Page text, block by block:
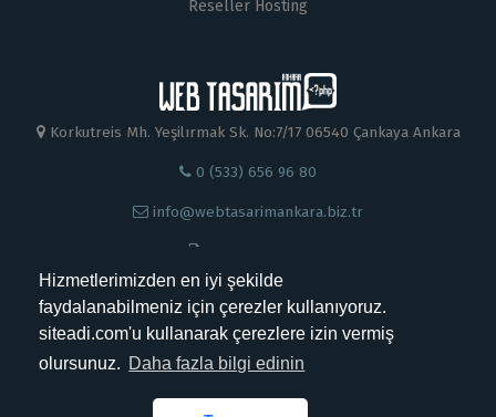
Hizmetlerimizden en iyi şekilde
faydalanabilmeniz için çerezler kullanıyoruz.
siteadi.com'u kullanarak çerezlere izin vermiş
olursunuz. Daha fazla bilgi edinin
Reseller Hosting
Korkutreis Mh. Yeşilırmak Sk. No:7/17 06540 Çankaya Ankara
0 (533) 656 96 80
info@webtasarimankara.biz.tr